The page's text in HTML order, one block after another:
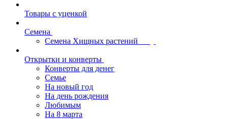
Товары с уценкой
Семена
Семена Хищных растений
Открытки и конверты
Конверты для денег
Семье
На новый год
На день рождения
Любимым
На 8 марта